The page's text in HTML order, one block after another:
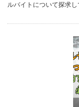
ルバイトについて探求